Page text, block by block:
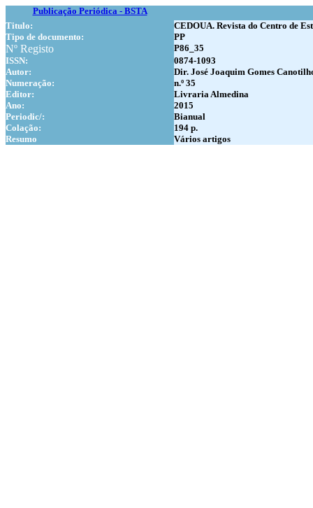
Publicação Periódica - BSTA
Titulo:
CEDOUA. Revista do Centro de
Tipo de documento:
PP
Nº Registo
P86_35
ISSN:
0874-1093
Autor:
Dir. José Joaquim Gomes
Numeração:
n.º 35
Editor:
Livraria Almedina
Ano:
2015
Periodic/:
Bianual
Colação:
194 p.
Resumo
Vários artigos